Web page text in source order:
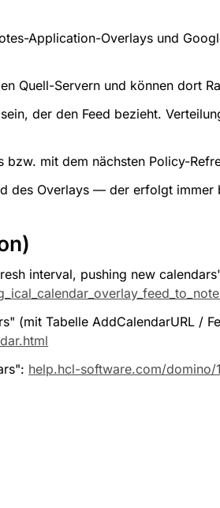
Application-Overlays und
Quell-Servern und können dort
der den Feed bezieht.
bzw. mit dem nächsten Policy-
des Overlays — der erfolgt immer
interval, pushing new
(mit Tabelle AddCalendarURL /
help.hcl-software.com/